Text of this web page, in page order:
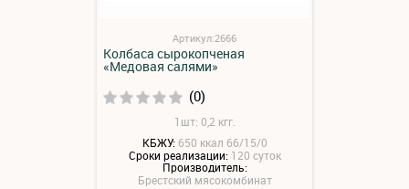
Артикул:2666
Колбаса сырокопченая
«Медовая салями»
(0)
1шт: 0,2 кгг.
КБЖУ: 650 ккал 66/15/0
Сроки реализации: 120 суток
Производитель:
Брестский мясокомбинат